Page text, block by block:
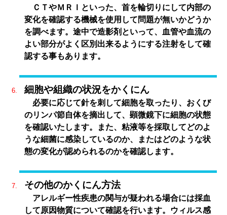
ＣＴやＭＲＩといった、首を輪切りにして内部の
変化を確認する機械を使用して問題が無いかどうか
を調べます。途中で造影剤といって、血管や血流の
よい部分がよく区別出来るようにする注射をして確
認する事もあります。
細胞や組織の状況をかくにん
必要に応じて針を刺して細胞を取ったり、おくび
のリンパ節自体を摘出して、顕微鏡下に細胞の状態
を確認いたします。また、粘液等を採取してどのよ
うな細菌に感染しているのか、またはどのような状
態の変化が認められるのかを確認します。
その他のかくにん方法
アレルギー性疾患の関与が疑われる場合には採血
して原因物質について確認を行います。ウィルス感